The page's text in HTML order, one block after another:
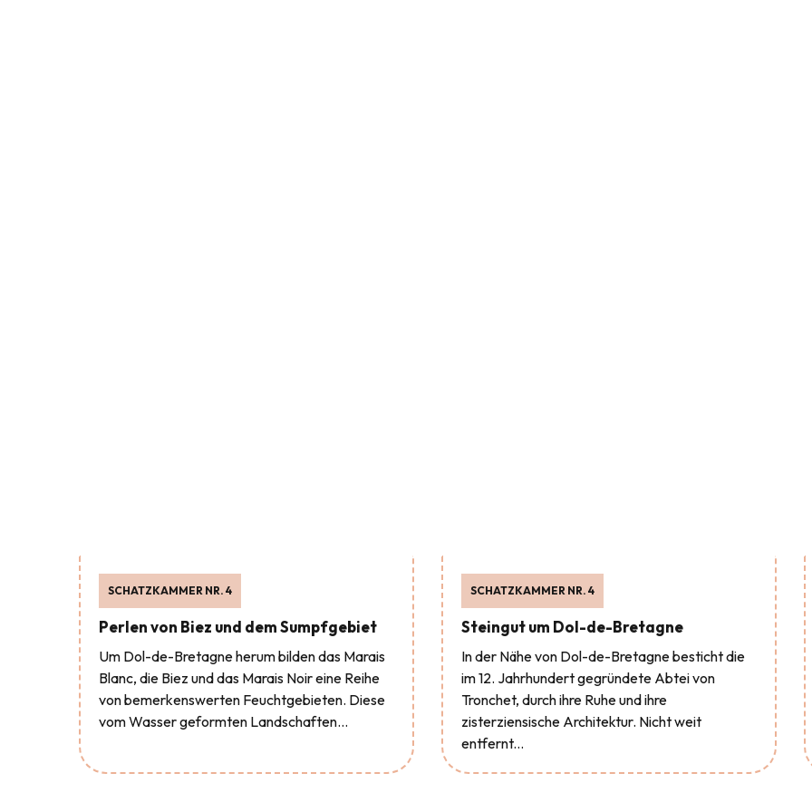
SCHATZKAMMER NR. 4
Perlen von Biez und dem Sumpfgebiet
Um Dol-de-Bretagne herum bilden das Marais
Blanc, die Biez und das Marais Noir eine Reihe
von bemerkenswerten Feuchtgebieten. Diese
vom Wasser geformten Landschaften...
SCHATZKAMMER NR. 4
Steingut um Dol-de-Bretagne
In der Nähe von Dol-de-Bretagne besticht die
im 12. Jahrhundert gegründete Abtei von
Tronchet, durch ihre Ruhe und ihre
zisterziensische Architektur. Nicht weit
entfernt...